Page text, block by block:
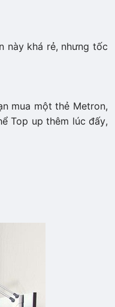
này khá rẻ, nhưng tốc
mua một thẻ Metron,
Top up thêm lúc đấy,